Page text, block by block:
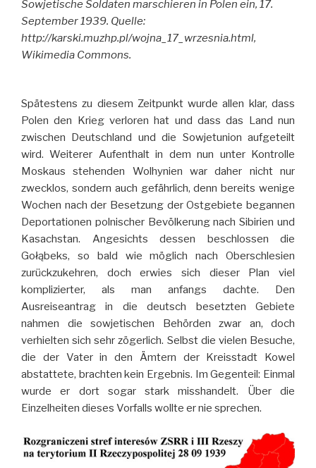
Sowjetische Soldaten marschieren in Polen ein, 17.
September 1939. Quelle:
http://karski.muzhp.pl/wojna_17_wrzesnia.html,
Wikimedia Commons.
Spätestens zu diesem Zeitpunkt wurde allen klar, dass
Polen den Krieg verloren hat und dass das Land nun
zwischen Deutschland und die Sowjetunion aufgeteilt
wird. Weiterer Aufenthalt in dem nun unter Kontrolle
Moskaus stehenden Wolhynien war daher nicht nur
zwecklos, sondern auch gefährlich, denn bereits wenige
Wochen nach der Besetzung der Ostgebiete begannen
Deportationen polnischer Bevölkerung nach Sibirien und
Kasachstan. Angesichts dessen beschlossen die
Gołąbeks, so bald wie möglich nach Oberschlesien
zurückzukehren, doch erwies sich dieser Plan viel
komplizierter, als man anfangs dachte. Den
Ausreiseantrag in die deutsch besetzten Gebiete
nahmen die sowjetischen Behörden zwar an, doch
verhielten sich sehr zögerlich. Selbst die vielen Besuche,
die der Vater in den Ämtern der Kreisstadt Kowel
abstattete, brachten kein Ergebnis. Im Gegenteil: Einmal
wurde er dort sogar stark misshandelt. Über die
Einzelheiten dieses Vorfalls wollte er nie sprechen.